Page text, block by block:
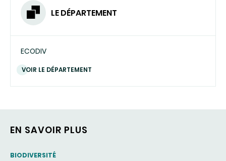
LE DÉPARTEMENT
ECODIV
VOIR LE DÉPARTEMENT
EN SAVOIR PLUS
THEMATIC
BIODIVERSITÉ